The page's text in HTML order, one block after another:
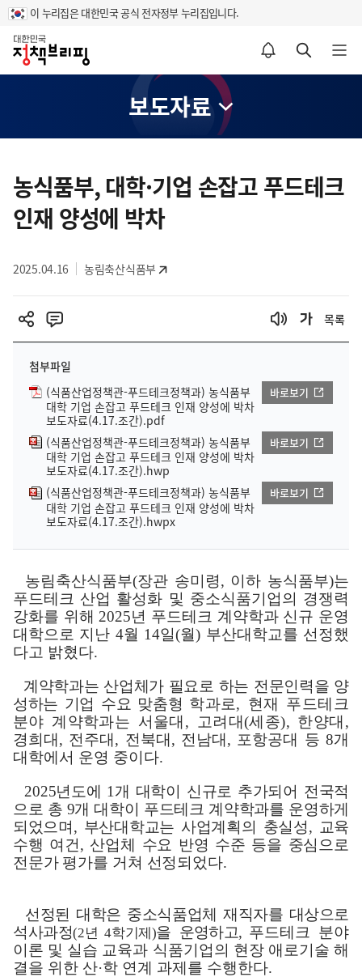
이 누리집은 대한민국 공식 전자정부 누리집입니다.
홈
알림설정 바로가기 검색 바로가기 메뉴 열기
보도자료
텐
츠
영
농식품부, 대학·기업 손잡고 푸드테크
인재 양성에 박차
2025.04.16 농림축산식품부
목록
첨부파일
(식품산업정책관-푸드테크정책과) 농식품부
대학 기업 손잡고 푸드테크 인재 양성에 박차
보도자료(4.17.조간).pdf
바로보기
(식품산업정책관-푸드테크정책과) 농식품부
대학 기업 손잡고 푸드테크 인재 양성에 박차
보도자료(4.17.조간).hwp
바로보기
(식품산업정책관-푸드테크정책과) 농식품부
대학 기업 손잡고 푸드테크 인재 양성에 박차
보도자료(4.17.조간).hwpx
바로보기
농림축산식품부(장관 송미령, 이하 농식품부)는
푸드테크 산업 활성화 및 중소식품기업의 경쟁력
강화를 위해 2025년 푸드테크 계약학과 신규 운영
대학으로 지난 4월 14일(월) 부산대학교를 선정했
다고 밝혔다.
계약학과는 산업체가 필요로 하는 전문인력을 양
성하는 기업 수요 맞춤형 학과로, 현재 푸드테크
분야 계약학과는 서울대, 고려대(세종), 한양대,
경희대, 전주대, 전북대, 전남대, 포항공대 등8개
대학에서 운영 중이다.
2025년도에 1 개 대학이 신규로 추가되어 전국적
으로 총 9개 대학이 푸드테크 계약학과를 운영하게
되었으며, 부산대학교는 사업계획의 충실성, 교육
수행 여건, 산업체 수요 반영 수준 등을 중심으로
전문가 평가를 거쳐 선정되었다.
선정된 대학은 중소식품업체 재직자를 대상으로
석사과정(2년4학기제)을 운영하고, 푸드테크 분야
이론 및 실습 교육과 식품기업의 현장 애로기술 해
결을 위한 산·학 연계 과제를 수행한다.